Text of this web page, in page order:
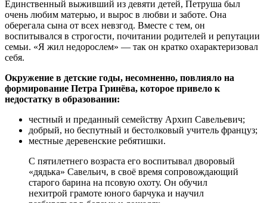
Единственный выживший из девяти детей, Петруша был
очень любим матерью, и вырос в любви и заботе. Она
оберегала сына от всех невзгод. Вместе с тем, он
воспитывался в строгости, почитании родителей и репутации
семьи. «Я жил недорослем» — так он кратко охарактеризовал
себя.
Окружение в детские годы, несомненно, повлияло на
формирование Петра Гринёва, которое привело к
недостатку в образовании:
честный и преданный семейству Архип Савельевич;
добрый, но беспутный и бестолковый учитель француз;
местные деревенские ребятишки.
С пятилетнего возраста его воспитывал дворовый
«дядька» Савельич, в своё время сопровождающий
старого барина на псовую охоту. Он обучил
нехитрой грамоте юного барчука и научил